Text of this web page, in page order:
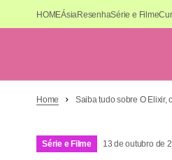
HOMEÁsiaResenhaSérie e Filme
Home Saiba tudo sobre O Elixir,
Série e Filme 13 de outubro de